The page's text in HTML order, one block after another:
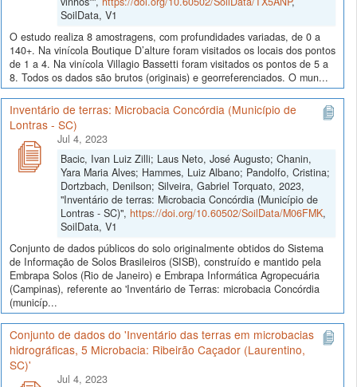
SoilData, V1
O estudo realiza 8 amostragens, com profundidades variadas, de 0 a
140+. Na vinícola Boutique D’alture foram visitados os locais dos pontos
de 1 a 4. Na vinícola Villagio Bassetti foram visitados os pontos de 5 a
8. Todos os dados são brutos (originais) e georreferenciados. O mun...
Inventário de terras: Microbacia Concórdia (Município de
Lontras - SC)
Jul 4, 2023
Bacic, Ivan Luiz Zilli; Laus Neto, José Augusto; Chanin,
Yara Maria Alves; Hammes, Luiz Albano; Pandolfo, Cristina;
Dortzbach, Denilson; Silveira, Gabriel Torquato, 2023,
"Inventário de terras: Microbacia Concórdia (Município de
Lontras - SC)", https://doi.org/10.60502/SoilData/M06FMK,
SoilData, V1
Conjunto de dados públicos do solo originalmente obtidos do Sistema
de Informação de Solos Brasileiros (SISB), construído e mantido pela
Embrapa Solos (Rio de Janeiro) e Embrapa Informática Agropecuária
(Campinas), referente ao 'Inventário de Terras: microbacia Concórdia
(municíp...
Conjunto de dados do 'Inventário das terras em microbacias
hidrográficas, 5 Microbacia: Ribeirão Caçador (Laurentino,
SC)'
Jul 4, 2023